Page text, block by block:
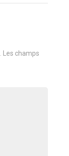
Les champs